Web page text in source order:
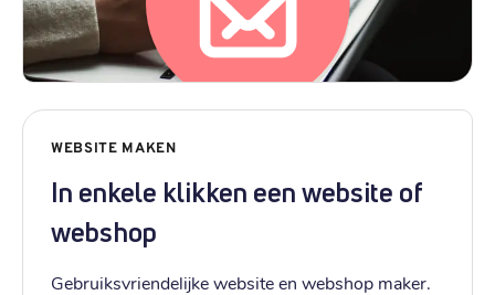
WEBSITE MAKEN
In enkele klikken een website of
webshop
Gebruiksvriendelijke website en webshop maker.